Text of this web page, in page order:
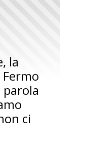
la
ci